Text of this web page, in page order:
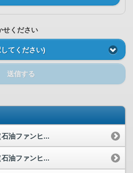
せください
てください)
送信する
石油ファンヒ...
石油ファンヒ...